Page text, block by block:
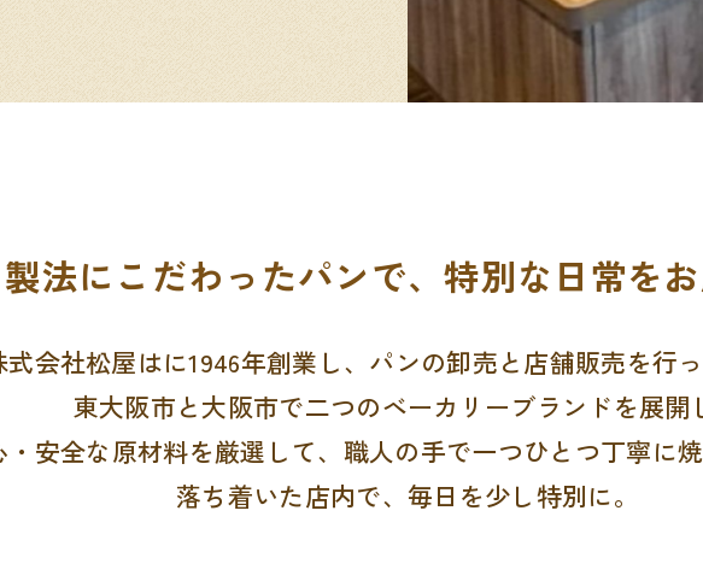
法にこだわったパンで、特別な日常をお
式会社松屋はに1946年創業し、パンの卸売と店舗販売を行っ
東大阪市と大阪市で二つのベーカリーブランドを展開
・安全な原材料を厳選して、職人の手で一つひとつ丁寧に焼
落ち着いた店内で、毎日を少し特別に。